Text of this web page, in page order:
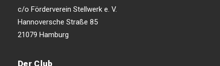
c/o Förderverein Stellwerk e. V.
Hannoversche Straße 85
21079 Hamburg
Der Club